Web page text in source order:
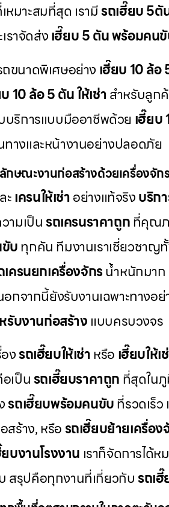
หมาะสมที่สุด เรามีรถเฮี๊ยบ 5ตั
ราจัดส่งเฮี๊ยบ 5 ตัน พร้อมคน
ขนาดพิเศษอย่าง เฮี๊ยบ 10 ล้อ
10 ล้อ 5 ตัน ให้เช่าสำหรับลูก
บริการแบบมืออาชีพด้วยเฮี๊ย
ทางและหน้างานอย่างปลอดภัย
กษณะงานก่อสร้างด้วยเครื่องจั
ะเครนให้เช่าอย่างแท้จริงบริก
ามเป็นรถเครนราคาถูกที่คุณภ
บทุกคัน ทีมงานเราเชี่ยวชาญ
เครนยกเครื่องจักรน้ำหนักมา
อกจากนี้ยังรับงานเฉพาะทางอ
รับงานก่อสร้าง แบบครบวงจร
งรถเฮี๊ยบให้เช่าหรือ เฮี๊ยบให้เ
เป็นรถเฮี๊ยบราคาถูก ที่สุดใน
รถเฮี๊ยบพร้อมคนขับที่รวดเร็ว
สร้าง, หรือรถเฮี๊ยบย้ายเครื่อง
บงานโรงงาน เราก็จัดการได้
สรุปคือทุกงานที่เกี่ยวกับรถเ